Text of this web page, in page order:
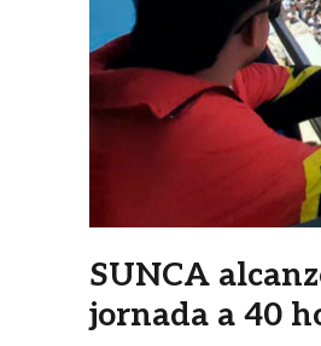
SUNCA
jornada a 40